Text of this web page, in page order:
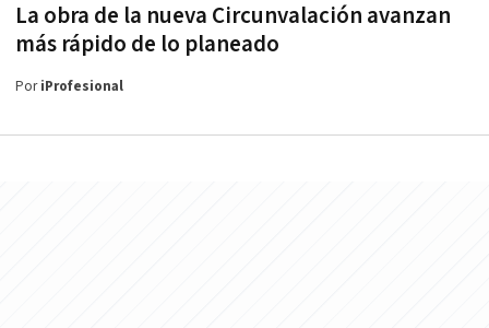
La obra de la nueva Circunvalación avanzan
más rápido de lo planeado
PoriProfesional